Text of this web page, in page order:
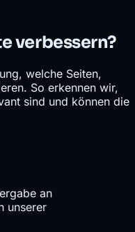
verbessern?
welche Seiten,
So erkennen wir,
sind und können die
an
unserer